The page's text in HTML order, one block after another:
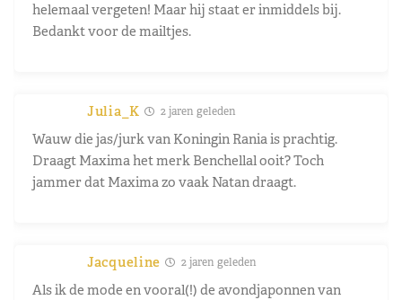
helemaal vergeten! Maar hij staat er inmiddels bij.
Bedankt voor de mailtjes.
Julia_K 2 jaren geleden
Wauw die jas/jurk van Koningin Rania is prachtig.
Draagt Maxima het merk Benchellal ooit? Toch
jammer dat Maxima zo vaak Natan draagt.
Jacqueline 2 jaren geleden
Als ik de mode en vooral(!) de avondjaponnen van